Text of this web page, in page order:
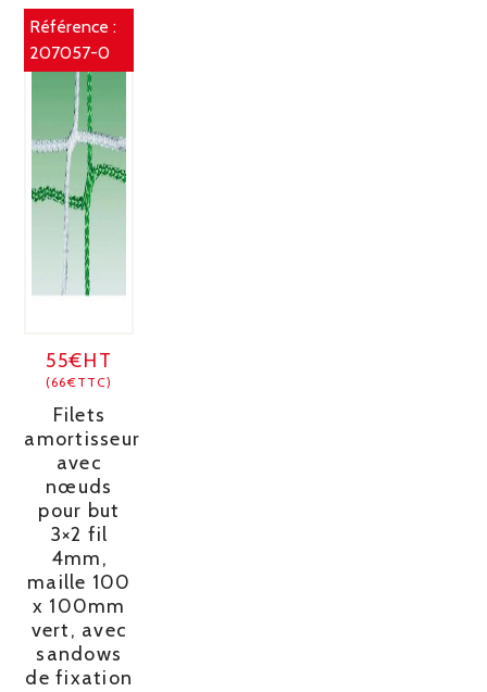
Référence :
207057-0
55€HT
(66€TTC)
Filets
amortisseur
avec
nœuds
pour but
3×2 fil
4mm,
maille 100
x 100mm
vert, avec
sandows
de fixation